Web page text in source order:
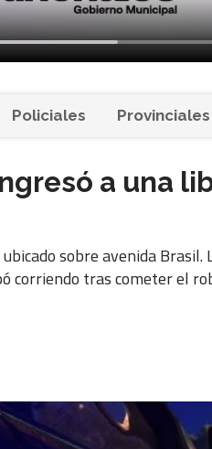
Policiales Provinciales
a una
sobre avenida Brasil.
corriendo tras cometer el